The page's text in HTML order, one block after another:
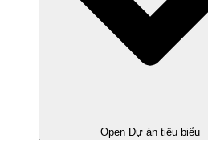
Open Dự án tiêu biểu